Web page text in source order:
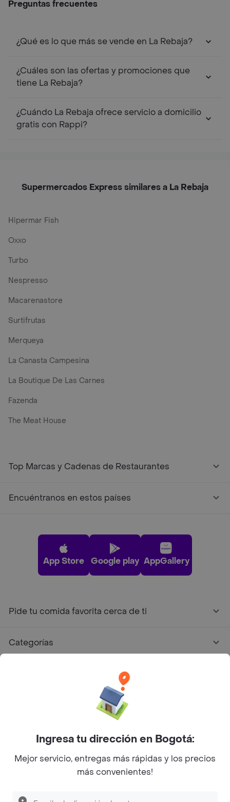
Preguntas frecuentes
¿Qué es lo que más se vende en La Rebaja?
¿Cuáles son las ofertas y promociones que
tiene La Rebaja?
¿Cuándo La Rebaja ofrece servicio a domicilio
gratis con Rappi?
Supermercados Express similares a La Rebaja
Hipermar Fish
Oxxo
Turbo
Nespresso
Macarenastore
Surtifrutas
Merqueya
La Canasta Campesina
La Boutique De Las Carnes
Fazenda
The Meat House
Top Marcas y Cadenas de Restaurantes
Encuéntranos en estos países
App Store Google play AppGallery
Pide tu comida favorita cerca de ti
Categorías
Facebook
Twitter
Instagram
©2026Rappi Inc. All rights reserved.
Ingresa tu dirección en Bogotá:
Mejor servicio, entregas más rápidas y los precios
más convenientes!